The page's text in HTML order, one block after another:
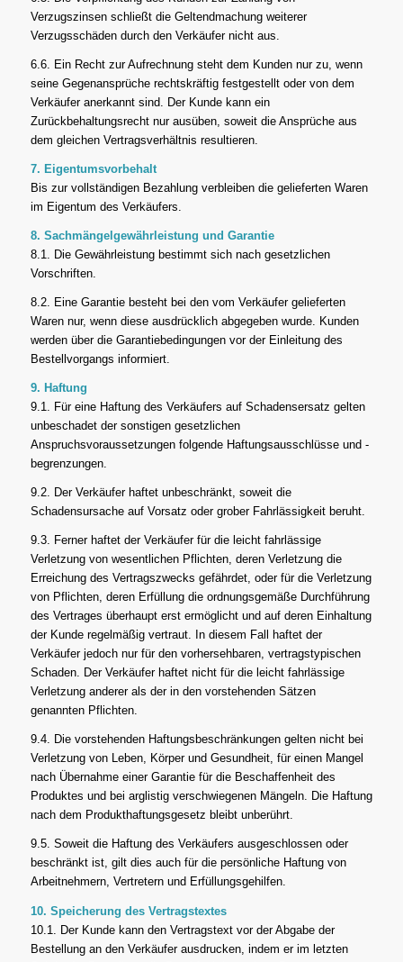
Verzugszinsen schließt die Geltendmachung weiterer
Verzugsschäden durch den Verkäufer nicht aus.
6.6. Ein Recht zur Aufrechnung steht dem Kunden nur zu, wenn
seine Gegenansprüche rechtskräftig festgestellt oder von dem
Verkäufer anerkannt sind. Der Kunde kann ein
Zurückbehaltungsrecht nur ausüben, soweit die Ansprüche aus
dem gleichen Vertragsverhältnis resultieren.
7. Eigentumsvorbehalt
Bis zur vollständigen Bezahlung verbleiben die gelieferten Waren
im Eigentum des Verkäufers.
8. Sachmängelgewährleistung und Garantie
8.1. Die Gewährleistung bestimmt sich nach gesetzlichen
Vorschriften.
8.2. Eine Garantie besteht bei den vom Verkäufer gelieferten
Waren nur, wenn diese ausdrücklich abgegeben wurde. Kunden
werden über die Garantiebedingungen vor der Einleitung des
Bestellvorgangs informiert.
9. Haftung
9.1. Für eine Haftung des Verkäufers auf Schadensersatz gelten
unbeschadet der sonstigen gesetzlichen
Anspruchsvoraussetzungen folgende Haftungsausschlüsse und -
begrenzungen.
9.2. Der Verkäufer haftet unbeschränkt, soweit die
Schadensursache auf Vorsatz oder grober Fahrlässigkeit beruht.
9.3. Ferner haftet der Verkäufer für die leicht fahrlässige
Verletzung von wesentlichen Pflichten, deren Verletzung die
Erreichung des Vertragszwecks gefährdet, oder für die Verletzung
von Pflichten, deren Erfüllung die ordnungsgemäße Durchführung
des Vertrages überhaupt erst ermöglicht und auf deren Einhaltung
der Kunde regelmäßig vertraut. In diesem Fall haftet der
Verkäufer jedoch nur für den vorhersehbaren, vertragstypischen
Schaden. Der Verkäufer haftet nicht für die leicht fahrlässige
Verletzung anderer als der in den vorstehenden Sätzen
genannten Pflichten.
9.4. Die vorstehenden Haftungsbeschränkungen gelten nicht bei
Verletzung von Leben, Körper und Gesundheit, für einen Mangel
nach Übernahme einer Garantie für die Beschaffenheit des
Produktes und bei arglistig verschwiegenen Mängeln. Die Haftung
nach dem Produkthaftungsgesetz bleibt unberührt.
9.5. Soweit die Haftung des Verkäufers ausgeschlossen oder
beschränkt ist, gilt dies auch für die persönliche Haftung von
Arbeitnehmern, Vertretern und Erfüllungsgehilfen.
10. Speicherung des Vertragstextes
10.1. Der Kunde kann den Vertragstext vor der Abgabe der
Bestellung an den Verkäufer ausdrucken, indem er im letzten